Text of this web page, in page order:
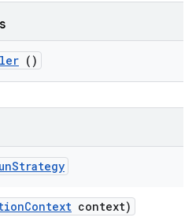
()
Strategy
Context context)